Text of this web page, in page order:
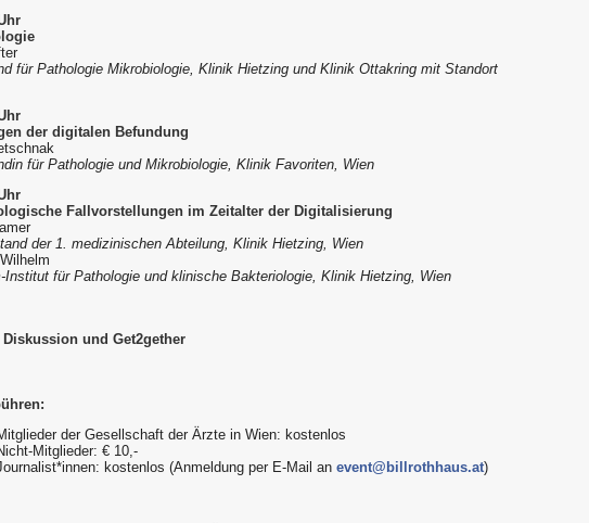
für Pathologie Mikrobiologie, Klinik Hietzing und Klinik Ottakring mit Standort
der digitalen Befundung
für Pathologie und Mikrobiologie, Klinik Favoriten, Wien
Fallvorstellungen im Zeitalter der Digitalisierung
der 1. medizinischen Abteilung, Klinik Hietzing, Wien
Institut für Pathologie und klinische Bakteriologie, Klinik Hietzing, Wien
und Get2gether
der Gesellschaft der Ärzte in Wien: kostenlos
Mitglieder: € 10,-
kostenlos (Anmeldung per E-Mail an event@billrothhaus.at)